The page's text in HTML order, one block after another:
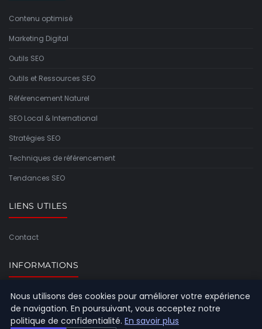
Contenu optimisé
Marketing Digital
Outils SEO
Outils et Ressources SEO
Référencement Naturel
SEO Local & International
Stratégies SEO
Techniques de référencement
Tendances SEO
LIENS UTILES
Contact
INFORMATIONS
Plan du site
Nous utilisons des cookies pour améliorer votre expérience
de navigation. En poursuivant, vous acceptez notre
politique de confidentialité. En savoir plus